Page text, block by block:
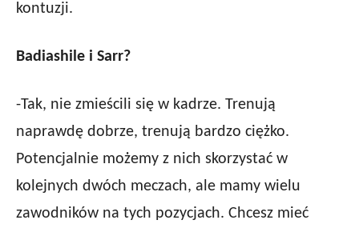
kontuzji.
Badiashile i Sarr?
-Tak, nie zmieścili się w kadrze. Trenują
naprawdę dobrze, trenują bardzo ciężko.
Potencjalnie możemy z nich skorzystać w
kolejnych dwóch meczach, ale mamy wielu
zawodników na tych pozycjach. Chcesz mieć